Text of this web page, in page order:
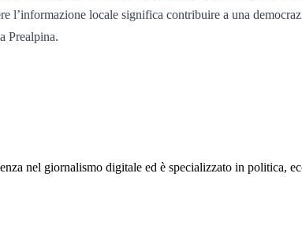
l’informazione locale significa contribuire a una
Prealpina.
nel giornalismo digitale ed è specializzato in politica,